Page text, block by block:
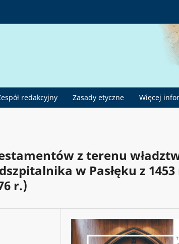
redakcyjny Zasady etyczne Więcej
z terenu
w Pasłęku z 1453
r.)